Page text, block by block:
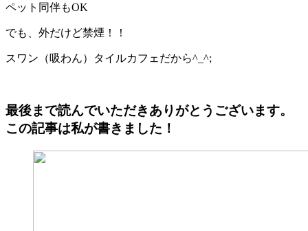
ペット同伴もOK
でも、外だけど禁煙！！
スワン（吸わん）タイルカフェだから^_^;
最後まで読んでいただきありがとうございます。
この記事は私が書きました！